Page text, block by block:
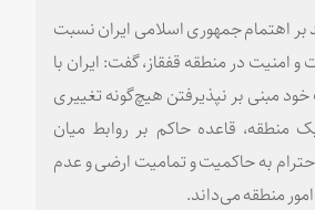
بر اهتمام جمهوری اسلامی ایران نسبت
و امنیت در منطقه قفقاز، گفت: ایران با
مبنی بر نپذیرفتن هیچ‌گونه تغییری
منطقه، قاعده حاکم بر روابط میان
به حاکمیت و تمامیت ارضی و عدم
منطقه می‌داند.